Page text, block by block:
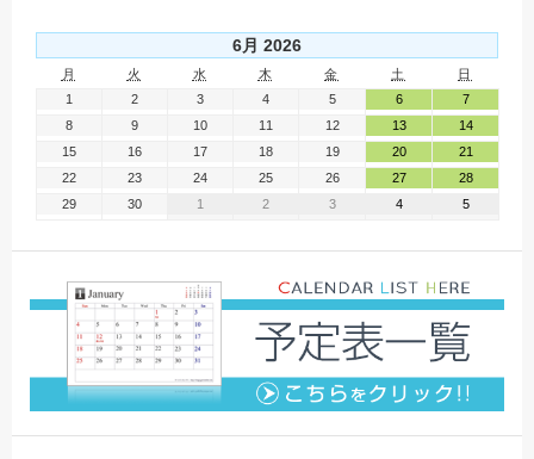
6月 2026
月 火 水 木 金 土
日
1
2 3 4 5 6
7
8
9 10 11 12 13
14
15
16 17 18 19 20
21
22
23 24 25 26 27
28
29
30 1 2 3 4 5